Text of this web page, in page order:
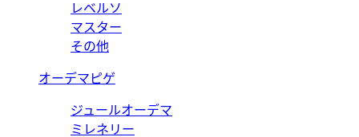
レベルソ
マスター
その他
オーデマピゲ
ジュールオーデマ
ミレネリー